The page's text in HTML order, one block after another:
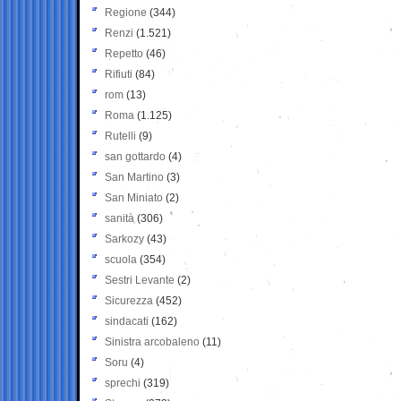
Regione (344)
Renzi (1.521)
Repetto (46)
Rifiuti (84)
rom (13)
Roma (1.125)
Rutelli (9)
san gottardo (4)
San Martino (3)
San Miniato (2)
sanità (306)
Sarkozy (43)
scuola (354)
Sestri Levante (2)
Sicurezza (452)
sindacati (162)
Sinistra arcobaleno (11)
Soru (4)
sprechi (319)